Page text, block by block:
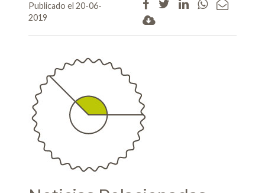
Publicado el 20-06-
2019